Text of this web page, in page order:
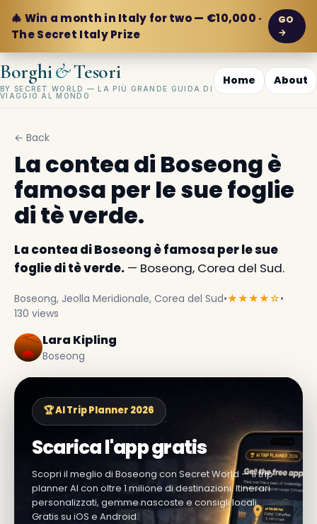
🎄 Win a month in Italy for two — €10,000 ·
The Secret Italy Prize
GO
→
Borghi&Tesori
BY SECRET WORLD — LA PIÙ GRANDE GUIDA DI
VIAGGIO AL MONDO
Home About
← Back
La contea di Boseong è
famosa per le sue foglie
di tè verde.
La contea di Boseong è famosa per le sue
foglie di tè verde. — Boseong, Corea del Sud.
Boseong, Jeolla Meridionale, Corea del Sud•★★★★☆•
130 views
Lara Kipling
Boseong
🏆 AI Trip Planner 2026
Scarica l'app gratis
Scopri il meglio di Boseong con Secret World — il trip
planner AI con oltre 1 milione di destinazioni. Itinerari
personalizzati, gemme nascoste e consigli locali.
Gratis su iOS e Android.